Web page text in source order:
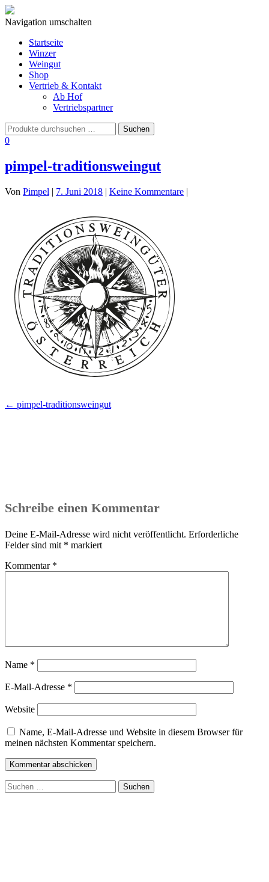
Navigation umschalten
Startseite
Winzer
Weingut
Shop
Vertrieb & Kontakt
Ab Hof
Vertriebspartner
0
pimpel-traditionsweingut
Von Pimpel | 7. Juni 2018 | Keine Kommentare |
Beitragsnavigation
← pimpel-traditionsweingut
Schreibe einen Kommentar
Deine E-Mail-Adresse wird nicht veröffentlicht. Erforderliche
Felder sind mit * markiert
Kommentar *
Name *
E-Mail-Adresse *
Website
Name, E-Mail-Adresse und Website in diesem Browser für
meinen nächsten Kommentar speichern.
Suchen
nach: